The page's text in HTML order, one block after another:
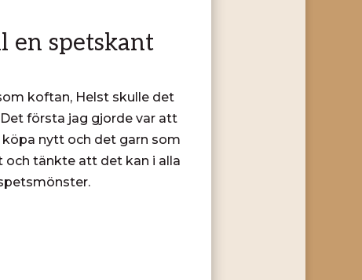
en spetskant
koftan, Helst skulle det
första jag gjorde var att
nytt och det garn som
och tänkte att det kan i alla